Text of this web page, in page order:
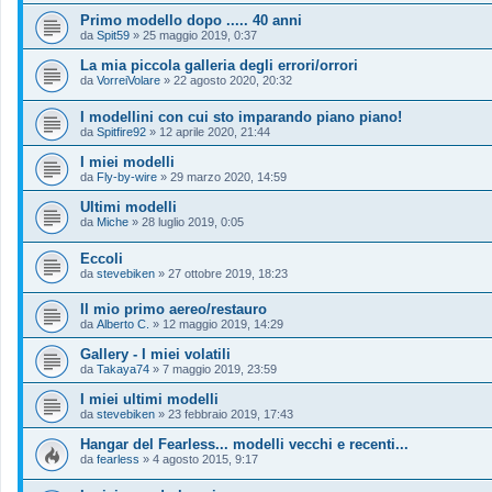
Primo modello dopo ..... 40 anni
da Spit59 » 25 maggio 2019, 0:37
La mia piccola galleria degli errori/orrori
da VorreiVolare » 22 agosto 2020, 20:32
I modellini con cui sto imparando piano piano!
da Spitfire92 » 12 aprile 2020, 21:44
I miei modelli
da Fly-by-wire » 29 marzo 2020, 14:59
Ultimi modelli
da Miche » 28 luglio 2019, 0:05
Eccoli
da stevebiken » 27 ottobre 2019, 18:23
Il mio primo aereo/restauro
da Alberto C. » 12 maggio 2019, 14:29
Gallery - I miei volatili
da Takaya74 » 7 maggio 2019, 23:59
I miei ultimi modelli
da stevebiken » 23 febbraio 2019, 17:43
Hangar del Fearless... modelli vecchi e recenti...
da fearless » 4 agosto 2015, 9:17